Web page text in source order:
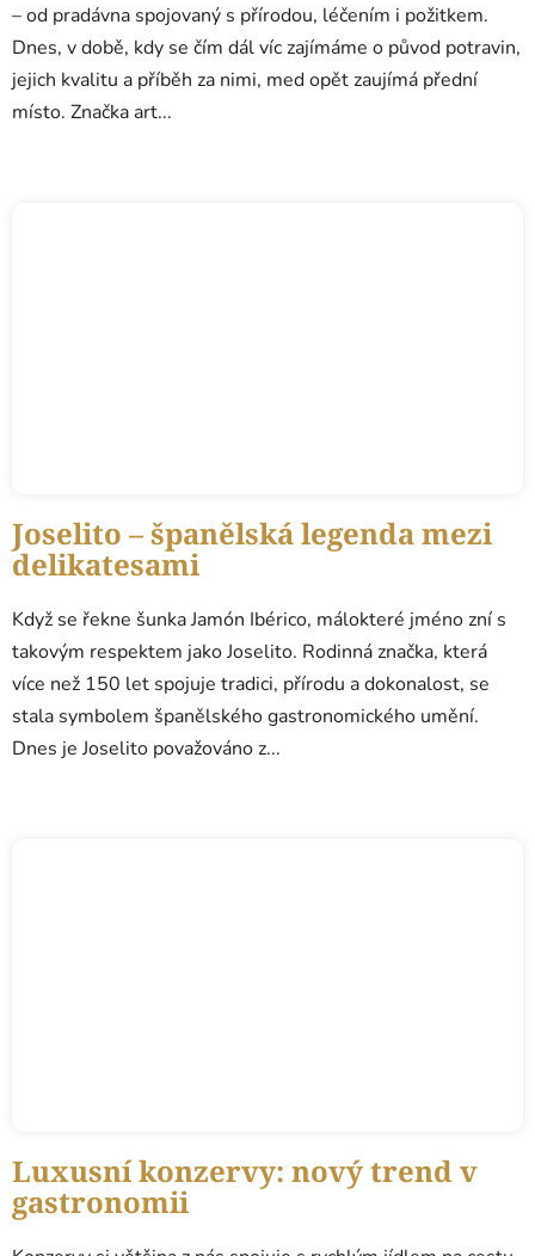
– od pradávna spojovaný s přírodou, léčením i požitkem.
Dnes, v době, kdy se čím dál víc zajímáme o původ potravin,
jejich kvalitu a příběh za nimi, med opět zaujímá přední
místo. Značka art...
Joselito – španělská legenda mezi
delikatesami
Když se řekne šunka Jamón Ibérico, málokteré jméno zní s
takovým respektem jako Joselito. Rodinná značka, která
více než 150 let spojuje tradici, přírodu a dokonalost, se
stala symbolem španělského gastronomického umění.
Dnes je Joselito považováno z...
Luxusní konzervy: nový trend v
gastronomii